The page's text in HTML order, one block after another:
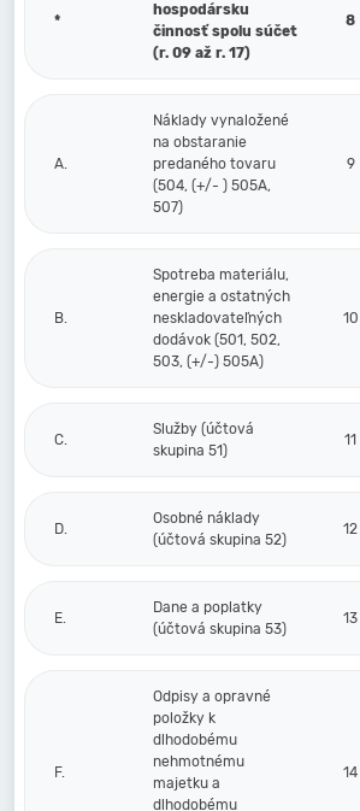
*
hospodársku
činnosť spolu súčet
(r. 09 až r. 17)
8
A.
Náklady vynaložené
na obstaranie
predaného tovaru
(504, (+/- ) 505A,
507)
9
B.
Spotreba materiálu,
energie a ostatných
neskladovateľných
dodávok (501, 502,
503, (+/-) 505A)
10
C.
Služby (účtová
skupina 51)
11
D.
Osobné náklady
(účtová skupina 52)
12
E.
Dane a poplatky
(účtová skupina 53)
13
F.
Odpisy a opravné
položky k
dlhodobému
nehmotnému
majetku a
dlhodobému
14